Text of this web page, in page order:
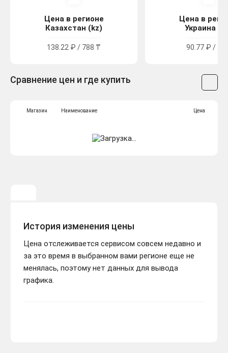
Цена в регионе
Казахстан (kz)
138.22 ₽ / 788 ₸
Цена в
Украина
90.77 ₽ / 50
Сравнение цен и где купить
Магазин Наименование Цена
История изменения цены
Цена отслеживается сервисом совсем недавно и
за это время в выбранном вами регионе еще не
менялась, поэтому нет данных для вывода
графика.